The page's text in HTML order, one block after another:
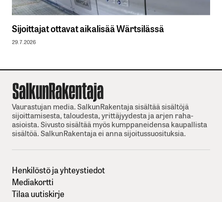
Sijoittajat ottavat aikalisää Wärtsilässä
29.7.2026
Vaurastujan media. SalkunRakentaja sisältää sisältöjä
sijoittamisesta, taloudesta, yrittäjyydesta ja arjen raha-
asioista. Sivusto sisältää myös kumppaneidensa kaupallista
sisältöä. SalkunRakentaja ei anna sijoitussuosituksia.
Henkilöstö ja yhteystiedot
Mediakortti
Tilaa uutiskirje